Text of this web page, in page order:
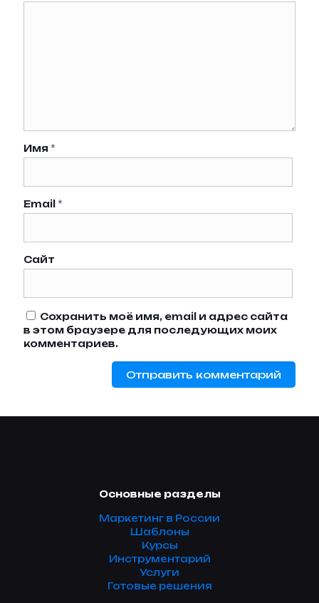
Имя *
Email *
Сайт
Сохранить моё имя, email и адрес сайта
в этом браузере для последующих моих
комментариев.
Основные разделы
Маркетинг в России
Шаблоны
Курсы
Инструментарий
Услуги
Готовые решения